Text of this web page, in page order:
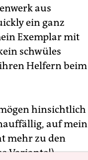
aus
ein ganz
Exemplar mit
schwüles
Helfern beim
hinsichtlich
auf mein
mehr zu den
Variante!),